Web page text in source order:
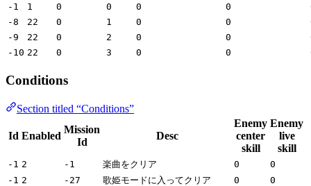
-1 1 0 0 0 0
-8
22 0 1 0 0
-9
22 0 2 0 0
-10 22 0 3 0 0
Conditions
Section titled “Conditions”
Id Enabled
Mission
Id
Desc
Enemy
center
skill
Enemy
live
skill
-1 2 -1 楽曲をクリア 0
0
-1 2 -27 歌姫モードに入ってクリア 0
0